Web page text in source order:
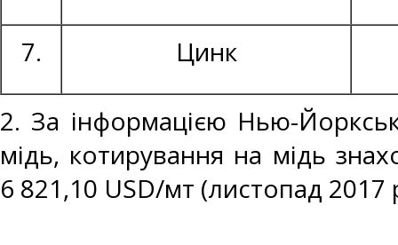
7. Цинк
2. За інформацією Нью-
мідь, котирування на мідь
6 821,10 USD/мт (листопад 2017